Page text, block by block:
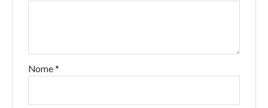
Nome *